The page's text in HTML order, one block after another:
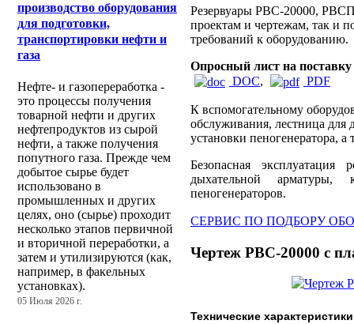
производство оборудования
для подготовки,
транспортировки нефти и
газа
Нефте- и газопереработка -
это процессы получения
товарной нефти и других
нефтепродуктов из сырой
нефти, а также получения
попутного газа. Прежде чем
добытое сырье будет
использовано в
промышленных и других
целях, оно (сырье) проходит
несколько этапов первичной
и вторичной переработки, а
затем и утилизируются (как,
например, в факельных
установках).
05 Июля 2026 г.
Резервуары РВС-20000,
проектам и чертежам, так и
требований к оборудованию.
Опросный лист на
DOC, PDF
К вспомогательному
обслуживания, лестница
установки пеногенератора,
Безопасная эксплуатация
дыхательной арматуры,
пеногенераторов.
СЕРВИС ПО ПОДБОРУ
Чертеж РВС-20000 с
Технические